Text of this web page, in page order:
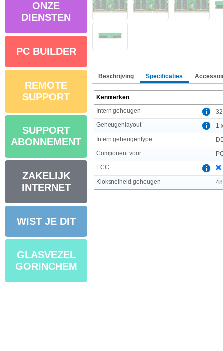
ONZE
DIENSTEN
PC BUILDER
REMOTE
SUPPORT
SUPPORT
ABONNEMENT
ZAKELIJK
INTERNET
WIST JE DIT
GLASVEZEL
GORINCHEM
Beschrijving Specificaties
Kenmerken
Intern geheugen
Geheugenlayout
1
Intern geheugentype
Component voor
ECC
Kloksnelheid geheugen